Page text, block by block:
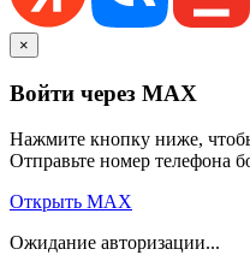
×
Войти через MAX
Нажмите кнопку ниже,
Отправьте номер телефона
Открыть MAX
Ожидание авторизации...